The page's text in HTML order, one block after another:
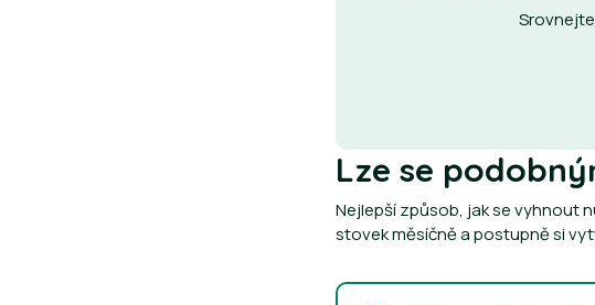
Lze se
Nejlepší způsob, jak se vyhnout
stovek měsíčně a postupně si